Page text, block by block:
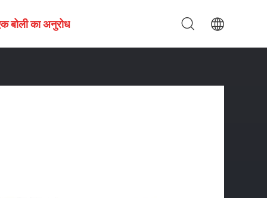
बोली का अनुरोध